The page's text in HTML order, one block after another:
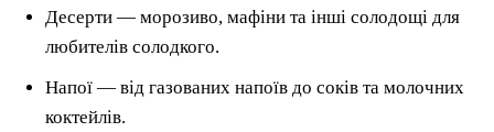
Десерти — морозиво, мафіни та інші солодощі для
любителів солодкого.
Напої — від газованих напоїв до соків та молочних
коктейлів.